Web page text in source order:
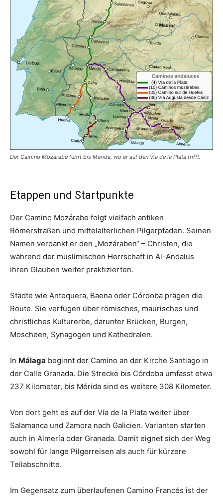
Der Camino Mozarabé führt bis Merida, wo er auf den Via de la Plata trifft.
Etappen und Startpunkte
Der Camino Mozárabe folgt vielfach antiken
Römerstraßen und mittelalterlichen Pilgerpfaden. Seinen
Namen verdankt er den „Mozáraben“ – Christen, die
während der muslimischen Herrschaft in Al-Andalus
ihren Glauben weiter praktizierten.
Städte wie Antequera, Baena oder Córdoba prägen die
Route. Sie verfügen über römisches, maurisches und
christliches Kulturerbe, darunter Brücken, Burgen,
Moscheen, Synagogen und Kathedralen.
In Málaga beginnt der Camino an der Kirche Santiago in
der Calle Granada. Die Strecke bis Córdoba umfasst etwa
237 Kilometer, bis Mérida sind es weitere 308 Kilometer.
Von dort geht es auf der Vía de la Plata weiter über
Salamanca und Zamora nach Galicien. Varianten starten
auch in Almería oder Granada. Damit eignet sich der Weg
sowohl für lange Pilgerreisen als auch für kürzere
Teilabschnitte.
Im Gegensatz zum überlaufenen Camino Francés ist der